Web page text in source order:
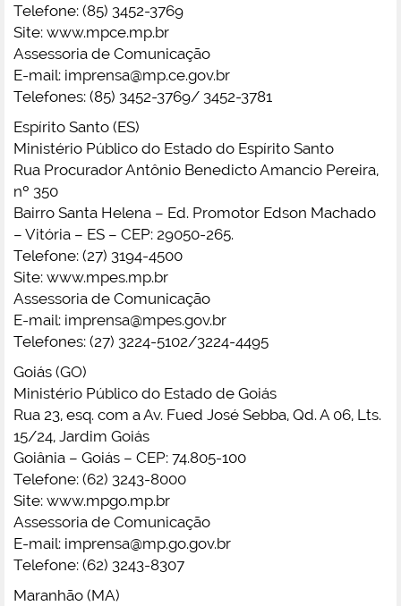
Telefone: (85) 3452-3769
Site: www.mpce.mp.br
Assessoria de Comunicação
E-mail: imprensa@mp.ce.gov.br
Telefones: (85) 3452-3769/ 3452-3781
Espírito Santo (ES)
Ministério Público do Estado do Espírito Santo
Rua Procurador Antônio Benedicto Amancio Pereira,
nº 350
Bairro Santa Helena – Ed. Promotor Edson Machado
– Vitória – ES – CEP: 29050-265.
Telefone: (27) 3194-4500
Site: www.mpes.mp.br
Assessoria de Comunicação
E-mail: imprensa@mpes.gov.br
Telefones: (27) 3224-5102/3224-4495
Goiás (GO)
Ministério Público do Estado de Goiás
Rua 23, esq. com a Av. Fued José Sebba, Qd. A 06, Lts.
15/24, Jardim Goiás
Goiânia – Goiás – CEP: 74.805-100
Telefone: (62) 3243-8000
Site: www.mpgo.mp.br
Assessoria de Comunicação
E-mail: imprensa@mp.go.gov.br
Telefone: (62) 3243-8307
Maranhão (MA)